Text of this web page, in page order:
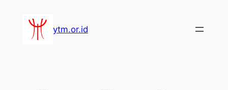
konten
ytm.or.id